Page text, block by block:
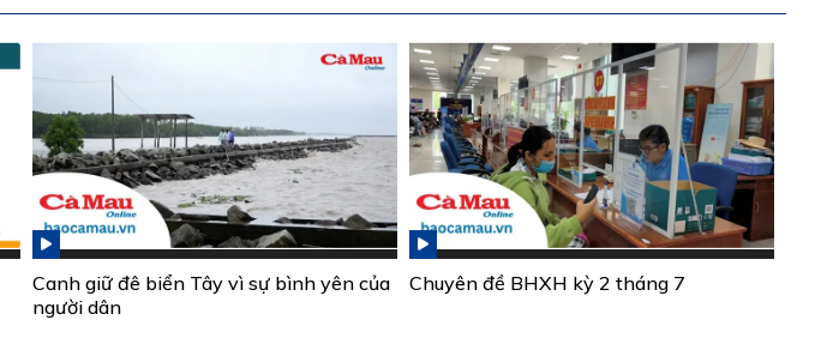
Canh giữ đê biển Tây vì sự bình yên của
người dân
Chuyên đề BHXH kỳ 2 tháng 7